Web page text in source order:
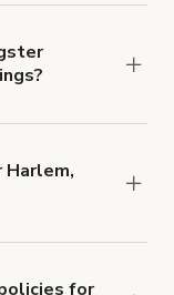
for